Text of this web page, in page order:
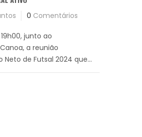
0 Comentários
junto ao
a reunião
de Futsal 2024 que...